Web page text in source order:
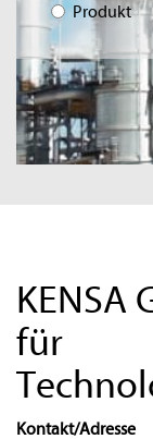
Produkt
KENSA
für
Kontakt/Adresse